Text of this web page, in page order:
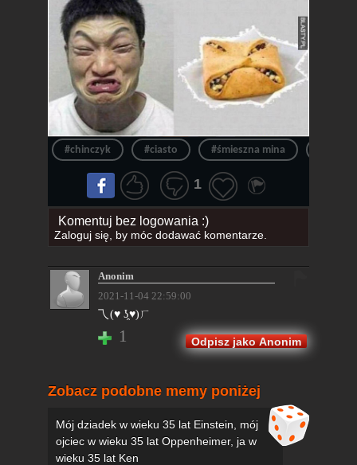
#chinczyk #ciasto #śmieszna mina
1
Komentuj bez logowania :)
Zaloguj się, by móc dodawać komentarze.
Anonim
2021-11-04 22:59:00
乁(♥ ʖ̯♥)ㄏ
1 Odpisz jako Anonim
Zobacz podobne memy poniżej
Mój dziadek w wieku 35 lat Einstein, mój
ojciec w wieku 35 lat Oppenheimer, ja w
wieku 35 lat Ken